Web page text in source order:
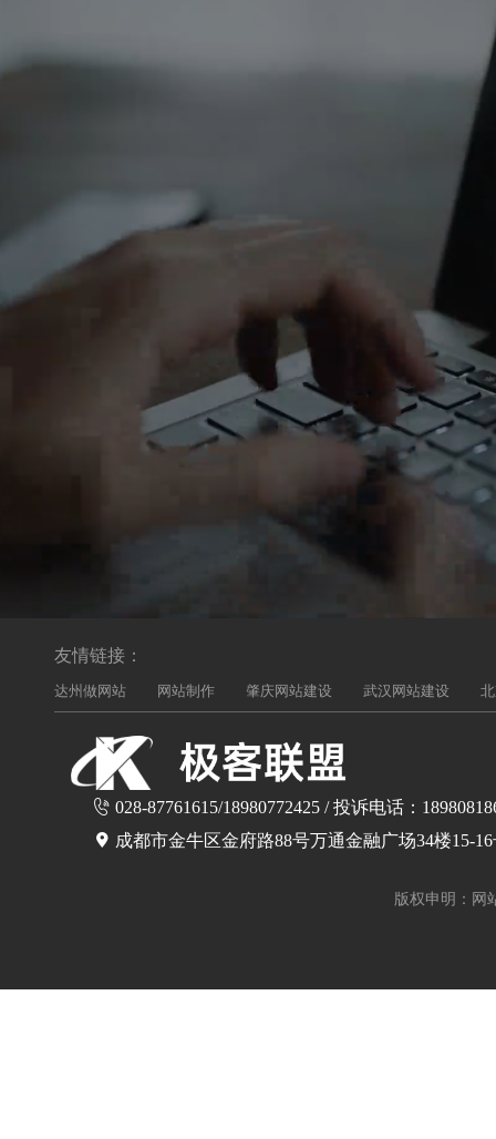
友情链接：
达州做网站 网站制作 肇庆网站建设 武汉网站建设
028-87761615/18980772425 / 投诉电话：
成都市金牛区金府路88号万通金融广场34楼15-
版权申明：网